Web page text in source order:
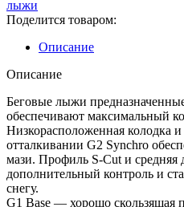
GRIP
лыжи
Поделится товаром:
Описание
Описание
Беговые лыжи
обеспечивают максимальный
Низкорасположенная колодка
отталкивании G2 Synchro
мази. Профиль S-Cut и средняя
дополнительный контроль и
снегу.
G1 Base — хорошо скользящая